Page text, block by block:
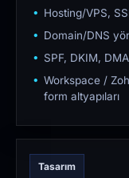
Hosting/VPS,
Domain/DNS
SPF, DKIM,
Workspace /
form altyapıları
Tasarım